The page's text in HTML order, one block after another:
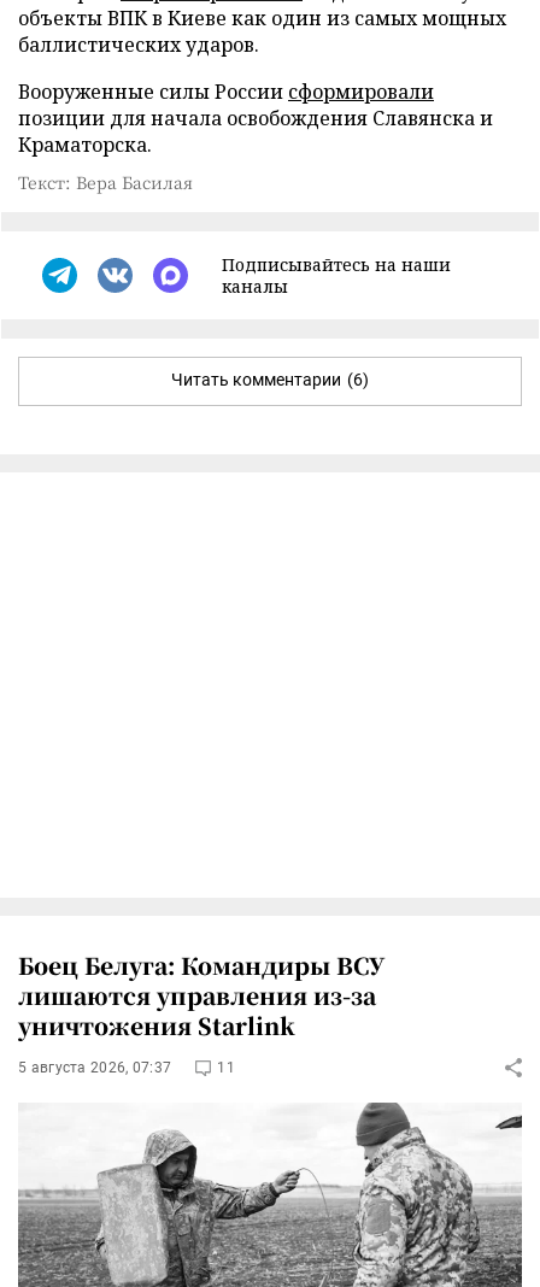
объекты ВПК в Киеве как один из самых мощных
баллистических ударов.
Вооруженные силы России сформировали
позиции для начала освобождения Славянска и
Краматорска.
Текст: Вера Басилая
Подписывайтесь на наши
каналы
Читать комментарии (6)
Боец Белуга: Командиры ВСУ
лишаются управления из-за
уничтожения Starlink
5 августа 2026, 07:37 11